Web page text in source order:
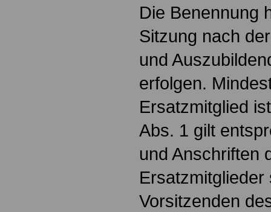
Die Benennung
Sitzung nach
und
erfolgen.
Ersatzmitglied
Abs. 1 gilt
und Anschriften
Ersatzmitglieder
Vorsitzenden